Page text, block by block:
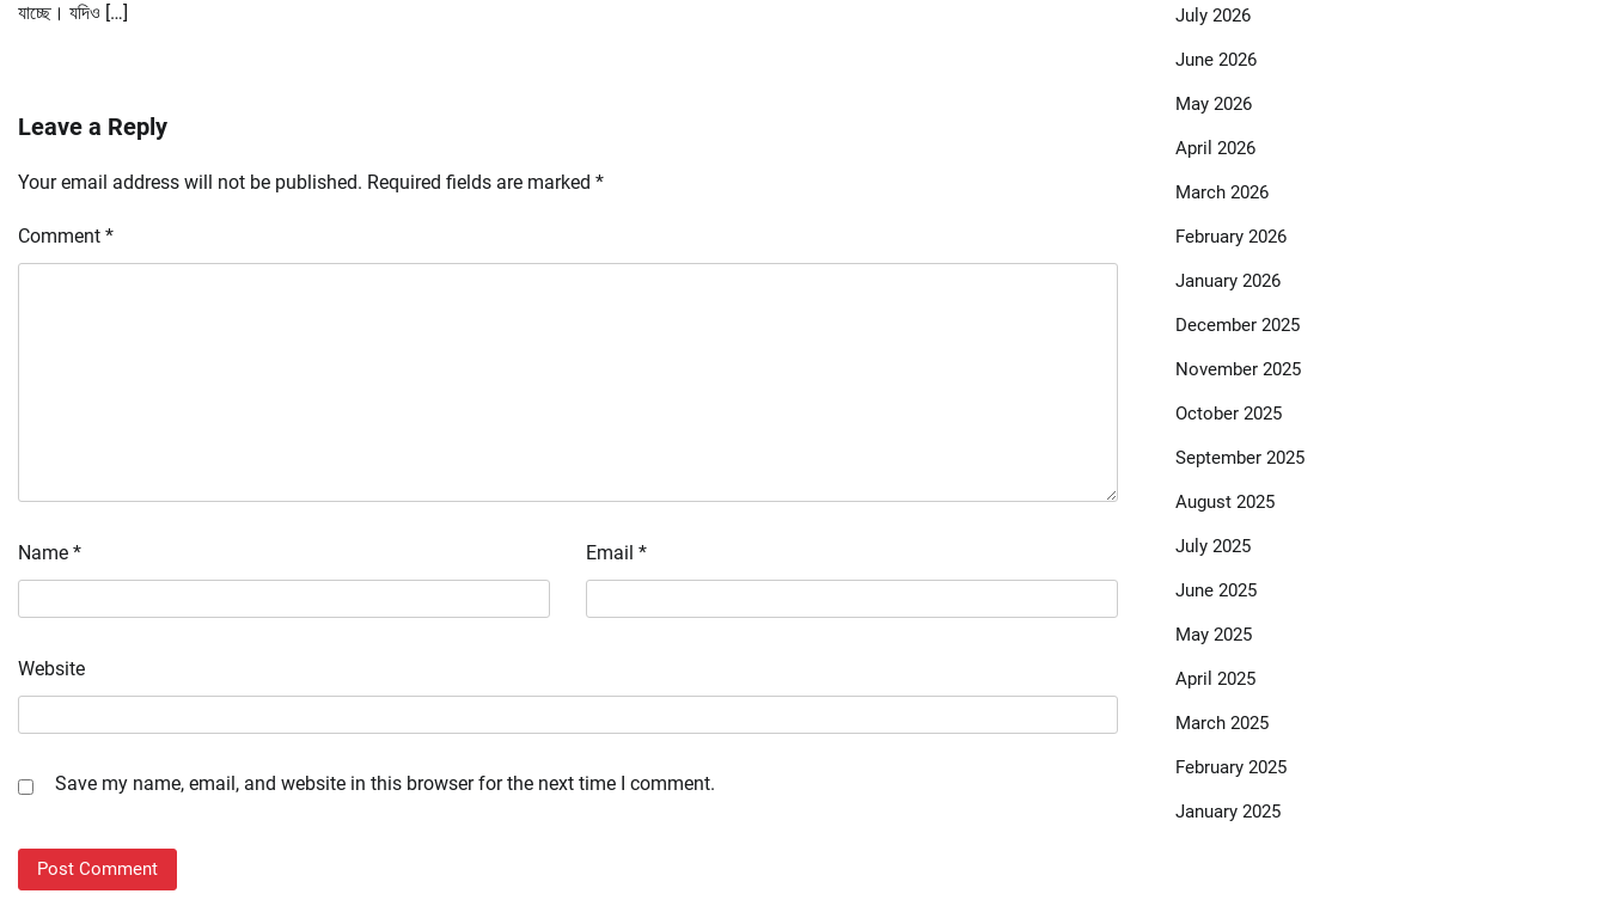
যাচ্ছে। যদিও […]
Leave a Reply
Your email address will not be published. Required fields are marked *
Comment *
Name * Email *
Website
Save my name, email, and website in this browser for the next time I comment.
July 2026
June 2026
May 2026
April 2026
March 2026
February 2026
January 2026
December 2025
November 2025
October 2025
September 2025
August 2025
July 2025
June 2025
May 2025
April 2025
March 2025
February 2025
January 2025